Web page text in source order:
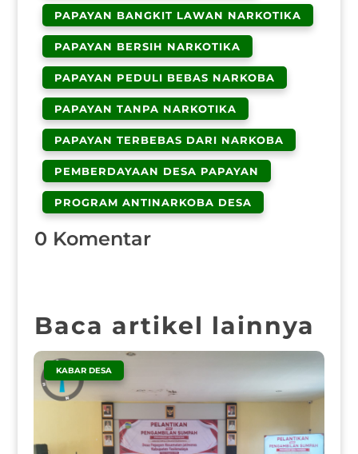
PAPAYAN BANGKIT LAWAN NARKOTIKA
PAPAYAN BERSIH NARKOTIKA
PAPAYAN PEDULI BEBAS NARKOBA
PAPAYAN TANPA NARKOTIKA
PAPAYAN TERBEBAS DARI NARKOBA
PEMBERDAYAAN DESA PAPAYAN
PROGRAM ANTINARKOBA DESA
0 Komentar
Baca artikel lainnya
KABAR DESA